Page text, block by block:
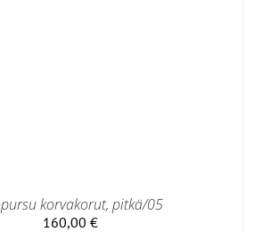
korvakorut, pitkä/05
160,00 €